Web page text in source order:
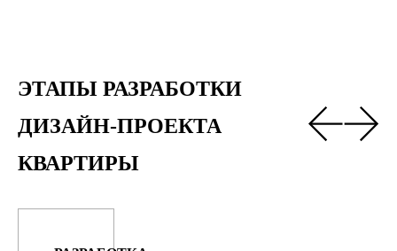
ЭТАПЫ РАЗРАБОТКИ
ДИЗАЙН-ПРОЕКТА
КВАРТИРЫ